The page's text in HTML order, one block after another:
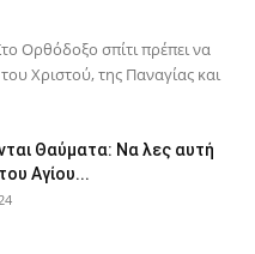
Ορθόδοξο σπίτι πρέπει να
Χριστού, της Παν­αγίας και
Θαύματα: Να λες αυτή
Αγίου...